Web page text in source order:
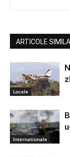
ARTICOLE
Locale
Internationale